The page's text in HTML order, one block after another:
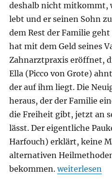
deshalb nicht mitkommt,
lebt und er seinen Sohn
dem Rest der Familie
hat mit dem Geld seines
Zahnarztpraxis eröffnet,
Ella (Picco von Grote)
der auf ihm liegt. Die
heraus, der der Familie
die Freiheit gibt, jetzt an
lässt. Der eigentliche
Harfouch) erklärt, keine
alternativen
bekommen.„Was bleibt“
weiterlesen